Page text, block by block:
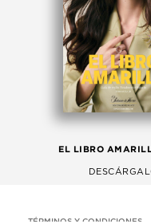
EL LIBRO
TÉRMINOS Y CONDICIONES